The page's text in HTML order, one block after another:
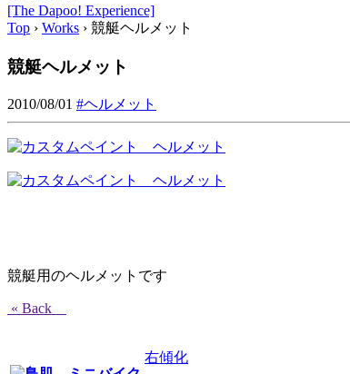
[The Dapoo! Experience]
Top › Works › 競艇ヘルメット
競艇ヘルメット
2010/08/01 #ヘルメット
競艇用のヘルメットです
« Back
右傾化